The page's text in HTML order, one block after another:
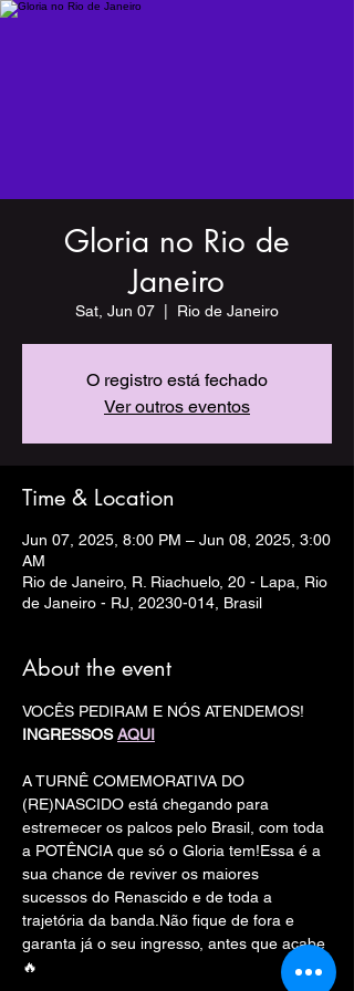
Gloria no Rio de
Janeiro
Sat, Jun 07 Rio de Janeiro
O registro está fechado
Ver outros eventos
Time & Location
Jun 07, 2025, 8:00 PM – Jun 08, 2025, 3:00
AM
Rio de Janeiro, R. Riachuelo, 20 - Lapa, Rio
de Janeiro - RJ, 20230-014, Brasil
About the event
VOCÊS PEDIRAM E NÓS ATENDEMOS!
INGRESSOS AQUI
A TURNÊ COMEMORATIVA DO
(RE)NASCIDO está chegando para
estremecer os palcos pelo Brasil, com toda
a POTÊNCIA que só o Gloria tem!Essa é a
sua chance de reviver os maiores
sucessos do Renascido e de toda a
trajetória da banda.Não fique de fora e
garanta já o seu ingresso, antes que acabe
🔥